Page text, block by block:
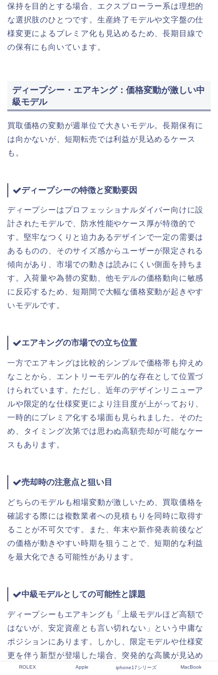
保持を目的とする場合、エクスプローラー系は理想的
な選択肢のひとつです。生産終了モデルや文字盤の仕
様変更によるプレミア化も見込めるため、長期目線で
の保有にも向いています。
ディープシー・エアキング：価格変動が激しい中
級モデル
買取価格の変動が週単位で大きいモデル。長期保有に
は向かないが、短期転売では利益が見込めるケース
も。
ディープシーの特徴と変動要因
ディープシーはプロフェッショナルダイバー向けに設
計されたモデルで、防水性能やケース厚が特徴的で
す。堅牢なつくりと迫力あるデザインで一定の需要は
あるものの、そのサイズ感からユーザーが限定される
傾向があり、市場での動きは読みにくい側面を持ちま
す。入荷量や為替の変動、他モデルの価格動向に敏感
に反応するため、短期間で大幅な価格変動が起きやす
いモデルです。
エアキングの市場での立ち位置
一方でエアキングは比較的シンプルで価格帯も抑えめ
なことから、エントリーモデル的な存在として位置づ
けられています。ただし、近年のデザインリニューア
ルや限定的な仕様変更により注目度が上がっており、
一時的にプレミア化する場面も見られました。そのた
め、タイミング次第では思わぬ高額売却が可能なケー
スもあります。
売却時の注意点と狙い目
どちらのモデルも相場変動が激しいため、買取価格を
確認する際には複数業者への見積もりを同時に取得す
ることが不可欠です。また、年末や新作発表前後など
の価格が動きやすい時期を狙うことで、短期的な利益
を最大化できる可能性があります。
中級モデルとしての可能性と課題
ディープシーもエアキングも「上級モデルほど高額で
はないが、安定資産とも言い切れない」という中庸な
ポジションにあります。しかし、限定モデルや仕様変
更を伴う新型が登場した場合、突発的な高騰が見込め
るため、日々の情報収集と柔軟な判断が鍵となりま
ROLEX Apple iphone17シリーズ MacBook